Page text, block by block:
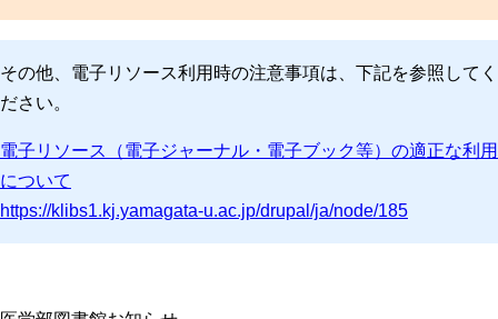
その他、電子リソース利用時の注意事項は、下記を参照してく
ださい。
電子リソース（電子ジャーナル・電子ブック等）の適正な利用
について
https://klibs1.kj.yamagata-u.ac.jp/drupal/ja/node/185